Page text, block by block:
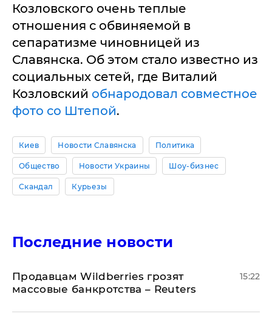
Козловского очень теплые
отношения с обвиняемой в
сепаратизме чиновницей из
Славянска. Об этом стало известно из
социальных сетей, где Виталий
Козловский обнародовал совместное
фото со Штепой.
Киев Новости Славянска Политика
Общество Новости Украины Шоу-бизнес
Скандал Курьезы
Последние новости
Продавцам Wildberries грозят
массовые банкротства – Reuters
15:22